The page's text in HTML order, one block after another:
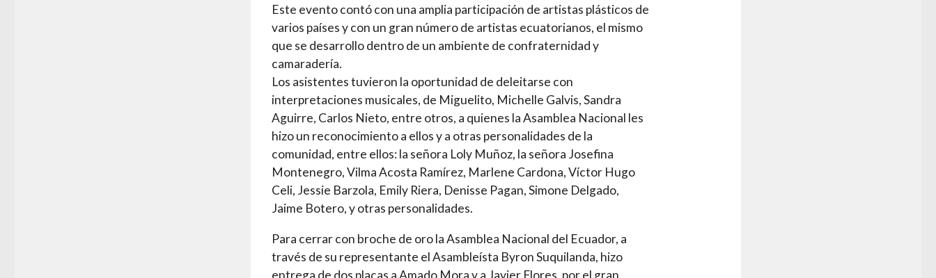
Este evento contó con una amplia participación de artistas plásticos de
varios países y con un gran número de artistas ecuatorianos, el mismo
que se desarrollo dentro de un ambiente de confraternidad y
camaradería.
Los asistentes tuvieron la oportunidad de deleitarse con
interpretaciones musicales, de Miguelito, Michelle Galvis, Sandra
Aguirre, Carlos Nieto, entre otros, a quienes la Asamblea Nacional les
hizo un reconocimiento a ellos y a otras personalidades de la
comunidad, entre ellos: la señora Loly Muñoz, la señora Josefina
Montenegro, Vilma Acosta Ramírez, Marlene Cardona, Víctor Hugo
Celi, Jessie Barzola, Emily Riera, Denisse Pagan, Simone Delgado,
Jaime Botero, y otras personalidades.
Para cerrar con broche de oro la Asamblea Nacional del Ecuador, a
través de su representante el Asambleísta Byron Suquilanda, hizo
entrega de dos placas a Amado Mora y a Javier Flores, por el gran